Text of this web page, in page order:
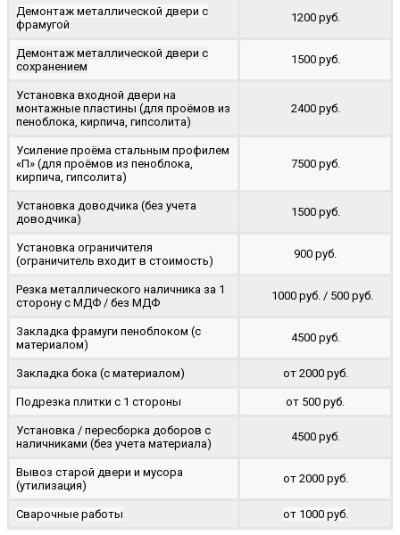
Демонтаж металлической двери с
фрамугой
1200 руб.
Демонтаж металлической двери с
сохранением
1500 руб.
Установка входной двери на
монтажные пластины (для проёмов из
пеноблока, кирпича, гипсолита)
2400 руб.
Усиление проёма стальным профилем
«П» (для проёмов из пеноблока,
кирпича, гипсолита)
7500 руб.
Установка доводчика (без учета
доводчика)
1500 руб.
Установка ограничителя
(ограничитель входит в стоимость)
900 руб.
Резка металлического наличника за 1
сторону с МДФ / без МДФ
1000 руб. / 500 руб.
Закладка фрамуги пеноблоком (с
материалом)
4500 руб.
Закладка бока (с материалом) от 2000 руб.
Подрезка плитки с 1 стороны от 500 руб.
Установка / пересборка доборов с
наличниками (без учета материала)
4500 руб.
Вывоз старой двери и мусора
(утилизация)
от 2000 руб.
Сварочные работы от 1000 руб.